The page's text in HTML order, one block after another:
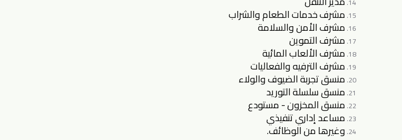
مشرف خدمات الطعام والشراب
مشرف الأمن والسلامة
مشرف التموين
مشرف الألعاب المائية
مشرف الترفيه والفعاليات
منسق تجربة الضيوف والولاء
منسق سلسلة التوريد
منسق المخزون - مستودع
مساعد إداري تنفيذي
وغيرها من الوظائف.